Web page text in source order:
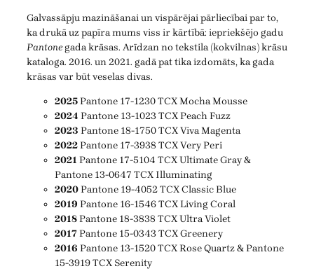
Galvassāpju mazināšanai un vispārējai pārliecībai par to,
ka drukā uz papīra mums viss ir kārtībā: iepriekšējo gadu
Pantonegada krāsas. Arīdzan no tekstila (kokvilnas) krāsu
kataloga. 2016. un 2021. gadā pat tika izdomāts, ka gada
krāsas var būt veselas divas.
2025Pantone 17-1230 TCX Mocha Mousse
2024 Pantone 13-1023 TCX Peach Fuzz
2023 Pantone 18-1750 TCX Viva Magenta
2022Pantone 17-3938 TCX Very Peri
2021Pantone 17-5104 TCX Ultimate Gray &
Pantone 13-0647 TCX Illuminating
2020Pantone 19-4052 TCX Classic Blue
2019 Pantone 16-1546 TCX Living Coral
2018Pantone 18-3838 TCX Ultra Violet
2017Pantone 15-0343 TCX Greenery
2016 Pantone 13-1520 TCX Rose Quartz & Pantone
15-3919 TCX Serenity